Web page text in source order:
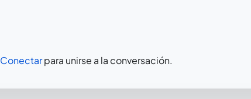
Conectarpara unirse a la conversación.